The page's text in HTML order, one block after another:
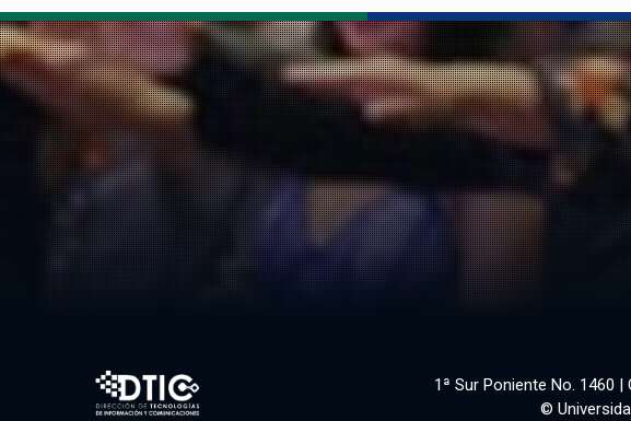
1ª Sur Poniente No. 1460 |
©